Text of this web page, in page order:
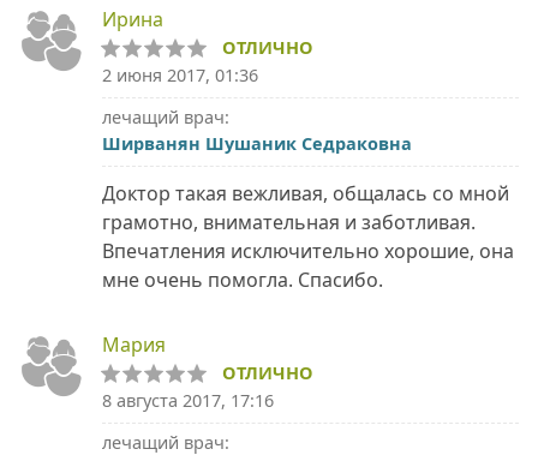
Ирина
ОТЛИЧНО
2 июня 2017, 01:36
лечащий врач:
Ширванян Шушаник Седраковна
Доктор такая вежливая, общалась со мной
грамотно, внимательная и заботливая.
Впечатления исключительно хорошие, она
мне очень помогла. Спасибо.
Мария
ОТЛИЧНО
8 августа 2017, 17:16
лечащий врач: